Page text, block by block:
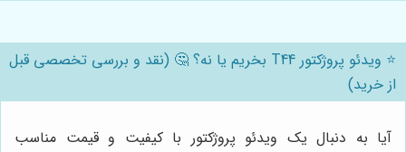
⭐️ ویدئو پروژکتور T44 بخریم یا نه؟ 🤔 (نقد و بررسی تخصصی قبل
از خرید)
آیا به دنبال یک ویدئو پروژکتور با کیفیت و قیمت مناسب